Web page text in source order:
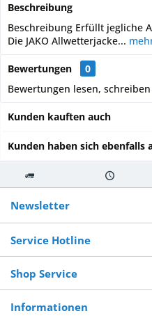
Beschreibung
Beschreibung Erfüllt jegliche
Die JAKO Allwetterjacke...
Bewertungen
0
Bewertungen lesen,
Kunden kauften auch
Kunden haben sich ebenfalls
Kostenloser
Versand ab €
250,-
Versand innerhalb
Newsletter
Service Hotline
Shop Service
Informationen